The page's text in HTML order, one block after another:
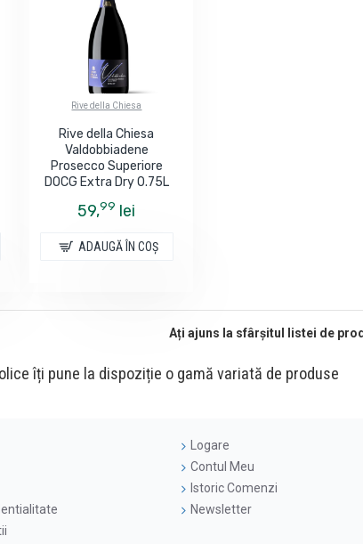
Rive della Chiesa
Rive della Chiesa
Valdobbiadene
Prosecco Superiore
DOCG Extra Dry 0.75L
59,99 lei
ADAUGĂ ÎN COŞ
Ați ajuns la sfârșitul listei de
îți pune la dispoziție o gamă variată de produse
Logare
Contul Meu
Istoric Comenzi
Newsletter